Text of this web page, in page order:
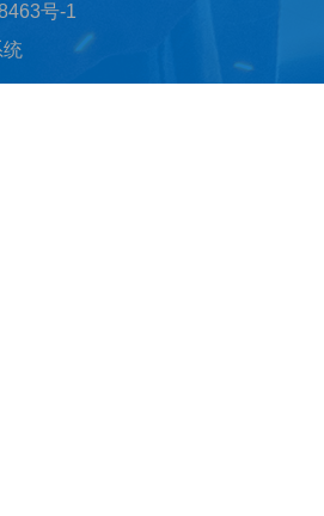
号-1
统